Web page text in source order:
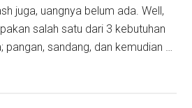
juga, uangnya belum ada. Well,
salah satu dari 3 kebutuhan
pangan, sandang, dan kemudian …